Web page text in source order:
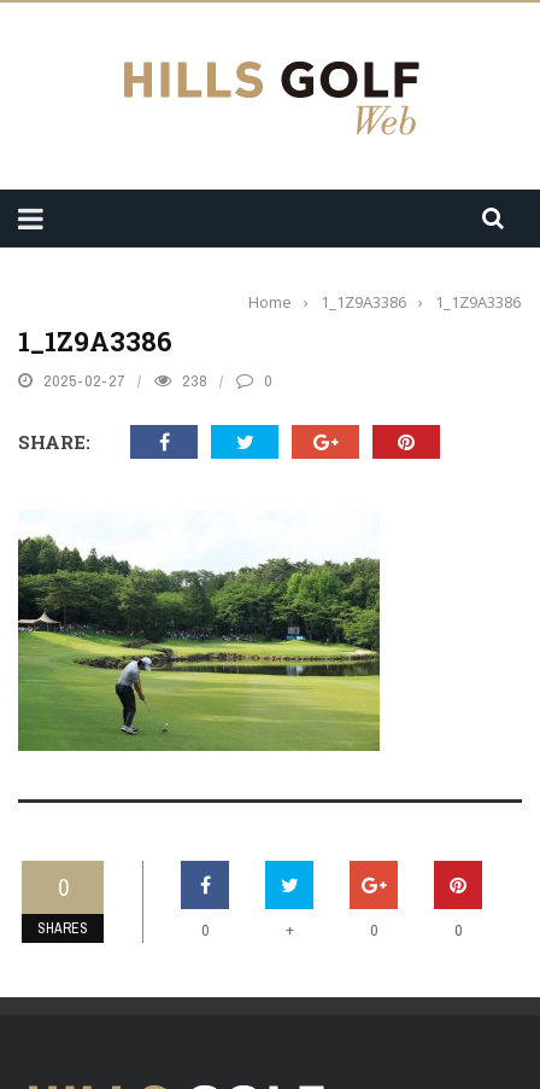
Home › 1_1Z9A3386 › 1_1Z9A3386
1_1Z9A3386
2025-02-27 238 0
SHARE:
0
SHARES 0 + 0 0